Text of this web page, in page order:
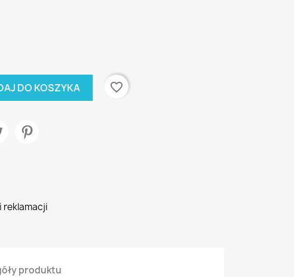
DO KOSZYKA favorite_border
reklamacji
produktu